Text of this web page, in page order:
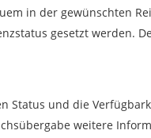
in der gewünschten
gesetzt werden.
Status und die
weitere